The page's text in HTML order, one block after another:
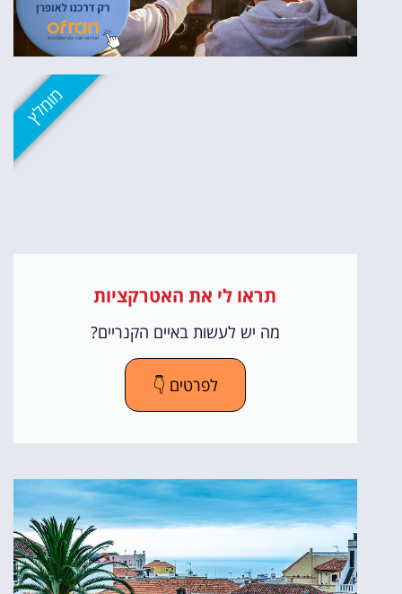
תראו לי את האטרקציות
מה יש לעשות באיים הקנריים?
לפרטים 👇
מומלץ